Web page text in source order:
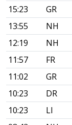
15:23
GR
13:55
NH
12:19
NH
11:57
FR
11:02
GR
10:23
DR
10:23
LI